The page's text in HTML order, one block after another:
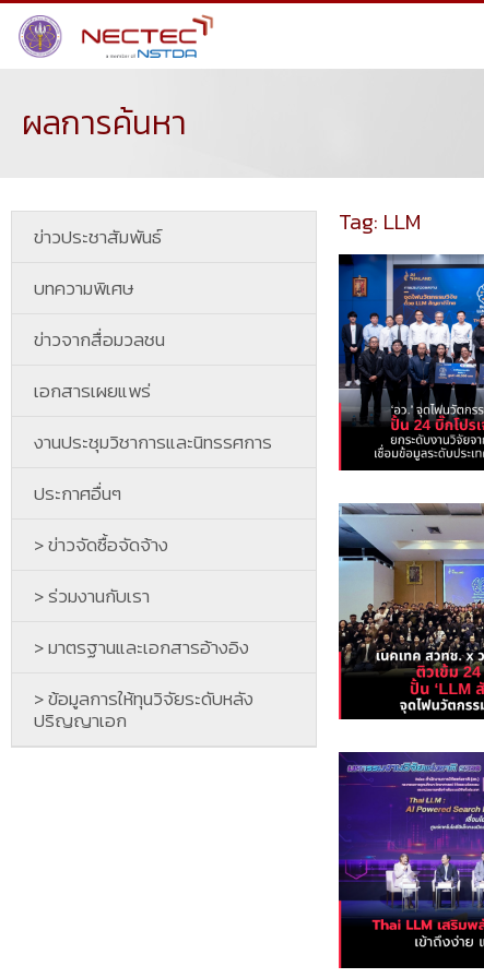
ผลการค้นหา
ข่าวประชาสัมพันธ์
บทความพิเศษ
ข่าวจากสื่อมวลชน
เอกสารเผยแพร่
งานประชุมวิชาการและนิทรรศการ
ประกาศอื่นๆ
> ข่าวจัดซื้อจัดจ้าง
> ร่วมงานกับเรา
> มาตรฐานและเอกสารอ้างอิง
> ข้อมูลการให้ทุนวิจัยระดับหลัง
ปริญญาเอก
Tag: LLM